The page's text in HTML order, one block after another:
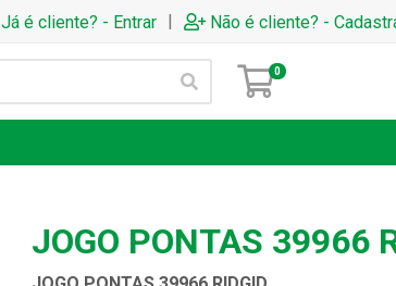
Já é cliente? - Entrar | Não é cliente? -
0
JOGO PONTAS 39966